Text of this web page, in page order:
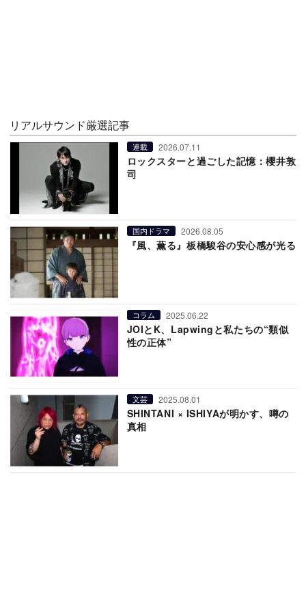
リアルサウンド厳選記事
連載 2026.07.11
ロックスターと過ごした記憶：櫻井敦
司
国内ドラマ 2026.08.05
『風、薫る』板橋駿谷の安心感が光る
コラム 2025.06.22
JOIとK、Lapwingと私たちの“類似
性の正体”
文芸 2025.08.01
SHINTANI × ISHIYAが明かす、噂の
真相